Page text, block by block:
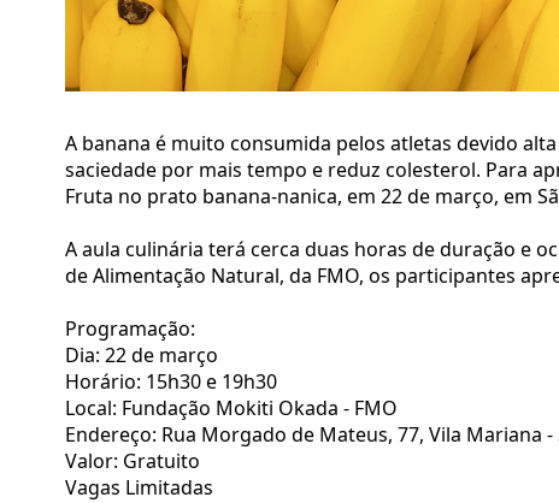
A banana é muito consumida pelos atletas devido
saciedade por mais tempo e reduz colesterol. Para
Fruta no prato banana-nanica, em 22 de março, em
A aula culinária terá cerca duas horas de duração e
de Alimentação Natural, da FMO, os participantes
Programação:
Dia: 22 de março
Horário: 15h30 e 19h30
Local: Fundação Mokiti Okada - FMO
Endereço: Rua Morgado de Mateus, 77, Vila Mariana -
Valor: Gratuito
Vagas Limitadas